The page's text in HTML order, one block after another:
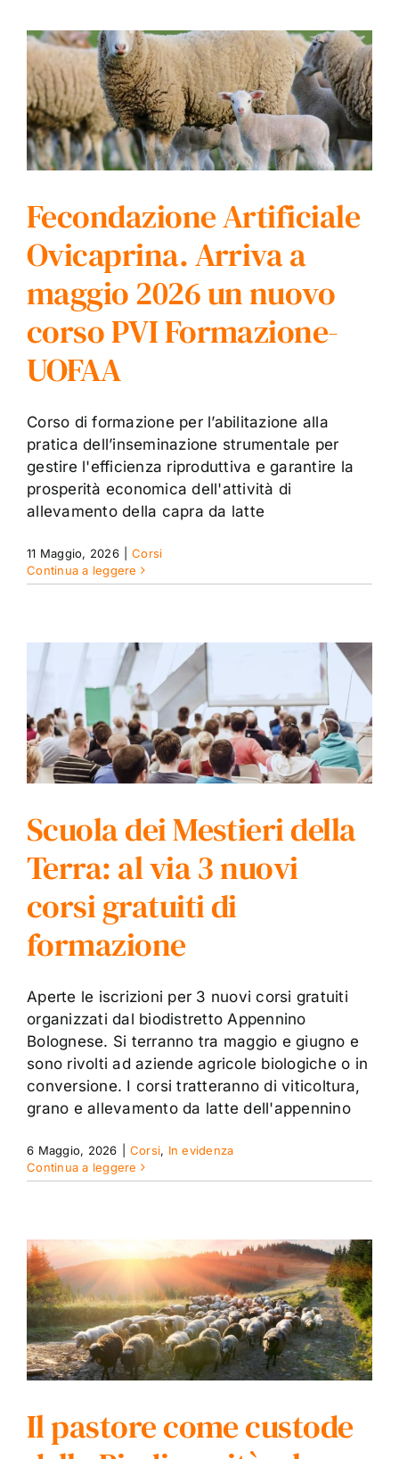
Fecondazione Artificiale
Ovicaprina. Arriva a
maggio 2026 un nuovo
corso PVI Formazione-
UOFAA
Corso di formazione per l’abilitazione alla
pratica dell’inseminazione strumentale per
gestire l'efficienza riproduttiva e garantire la
prosperità economica dell'attività di
allevamento della capra da latte
11 Maggio, 2026
Corsi
Continua a leggere
Scuola dei Mestieri della
Terra: al via 3 nuovi
corsi gratuiti di
formazione
Aperte le iscrizioni per 3 nuovi corsi gratuiti
organizzati dal biodistretto Appennino
Bolognese. Si terranno tra maggio e giugno e
sono rivolti ad aziende agricole biologiche o in
conversione. I corsi tratteranno di viticoltura,
grano e allevamento da latte dell'appennino
6 Maggio, 2026 Corsi, In evidenza
Continua a leggere
Il pastore come custode